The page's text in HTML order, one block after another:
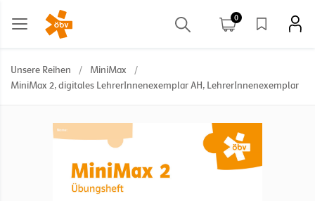
0
Unsere Reihen / MiniMax
/
MiniMax 2, digitales LehrerInnenexemplar AH, LehrerInnenexemplar